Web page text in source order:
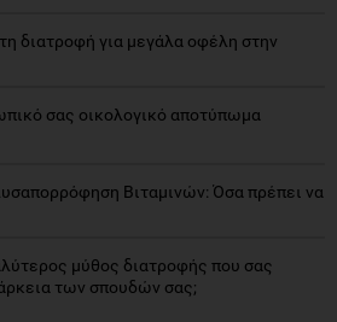
διατροφή για μεγάλα οφέλη στην
σας οικολογικό αποτύπωμα
Βιταμινών: Όσα πρέπει να
μύθος διατροφής που σας
των σπουδών σας;